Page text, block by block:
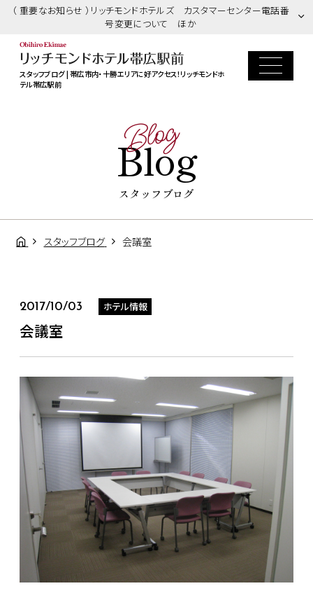
（ 重要なお知らせ ）リッチモンドホテルズ カスタマーセンター電話番
号変更について ほか
スタッフブログ | 帯広市内・十勝エリアに好アクセス！リッチモンドホ
テル帯広駅前
Blog
Blog
スタッフブログ
スタッフブログ 会議室
2017/10/03 ホテル情報
会議室